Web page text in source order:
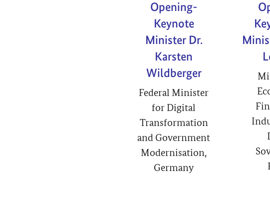
Opening-
Keynote
Minister Dr.
Karsten
Wildberger
Federal Minister
for Digital
Transformation
and Government
Modernisation,
Germany